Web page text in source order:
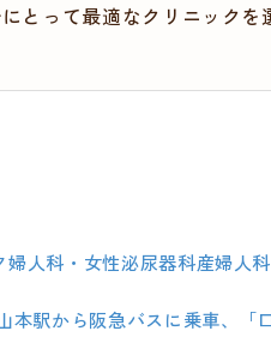
とって最適なクリニック
婦人科・女性泌尿器科産婦
駅から阪急バスに乗車、「